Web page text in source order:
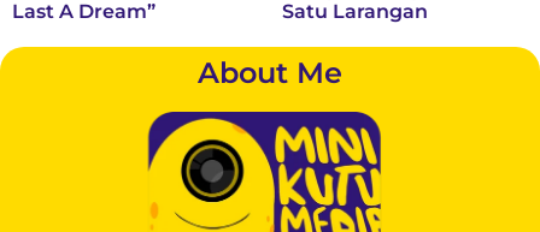
Last A Dream”
Satu Larangan
About Me